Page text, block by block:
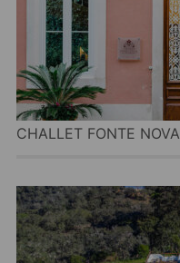
CHALLET FONTE NOVA